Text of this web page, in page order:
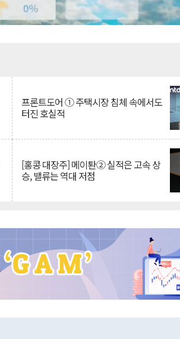
프론트도어 ① 주택시장 침체 속에서도
터진 호실적
[홍콩 대장주] 메이퇀② 실적은 고속 상
승, 밸류는 역대 저점